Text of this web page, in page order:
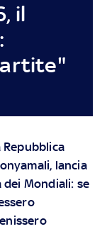
il
lancia
Mondiali: se